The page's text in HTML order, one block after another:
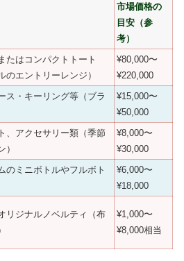
市場価格の
目安（参
考）
たはコンパクトトート
のエントリーレンジ）
¥80,000〜
¥220,000
ス・キーリング等（ブラ
¥15,000〜
¥50,000
、アクセサリー類（季節
）
¥8,000〜
¥30,000
のミニボトルやフルボト
¥6,000〜
¥18,000
リジナルノベルティ（布
¥1,000〜
¥8,000相当